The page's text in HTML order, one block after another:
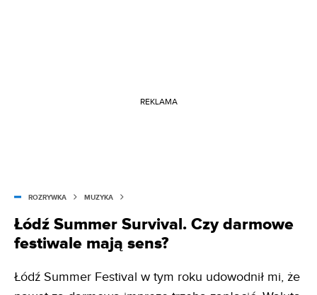
REKLAMA
ROZRYWKA MUZYKA
Łódź Summer Survival. Czy darmowe
festiwale mają sens?
Łódź Summer Festival w tym roku udowodnił mi, że